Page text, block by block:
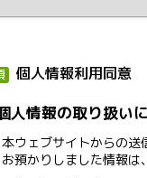
個人情報利用同意
人情報の取り扱い
本ウェブサイトからの送
お預かりしました情報は